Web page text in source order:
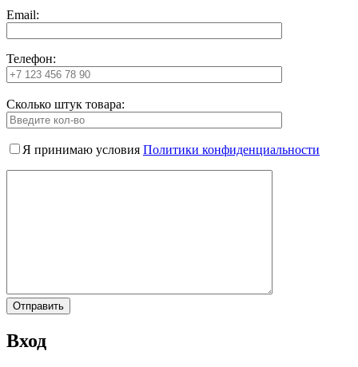
Email:
Телефон:
Сколько штук товара:
Я принимаю условия Политики конфиденциальности
Вход